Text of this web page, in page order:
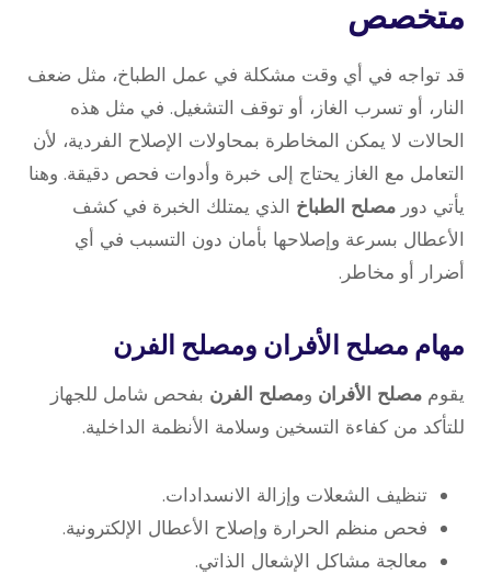
متخصص
قد تواجه في أي وقت مشكلة في عمل الطباخ، مثل ضعف
النار، أو تسرب الغاز، أو توقف التشغيل. في مثل هذه
الحالات لا يمكن المخاطرة بمحاولات الإصلاح الفردية، لأن
التعامل مع الغاز يحتاج إلى خبرة وأدوات فحص دقيقة. وهنا
يأتي دور مصلح الطباخ الذي يمتلك الخبرة في كشف
الأعطال بسرعة وإصلاحها بأمان دون التسبب في أي
أضرار أو مخاطر.
مهام مصلح الأفران ومصلح الفرن
يقوم مصلح الأفران ومصلح الفرن بفحص شامل للجهاز
للتأكد من كفاءة التسخين وسلامة الأنظمة الداخلية.
تنظيف الشعلات وإزالة الانسدادات.
فحص منظم الحرارة وإصلاح الأعطال الإلكترونية.
معالجة مشاكل الإشعال الذاتي.